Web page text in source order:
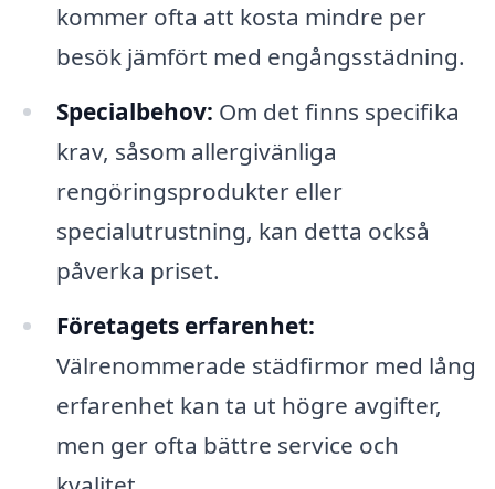
kommer ofta att kosta mindre per
besök jämfört med engångsstädning.
Specialbehov: Om det finns specifika
krav, såsom allergivänliga
rengöringsprodukter eller
specialutrustning, kan detta också
påverka priset.
Företagets erfarenhet:
Välrenommerade städfirmor med lång
erfarenhet kan ta ut högre avgifter,
men ger ofta bättre service och